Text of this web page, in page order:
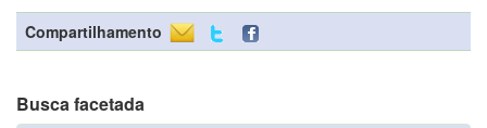
Compartilhamento
Busca facetada